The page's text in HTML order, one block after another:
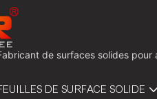
de surfaces solides
DE SURFACE SOLIDE